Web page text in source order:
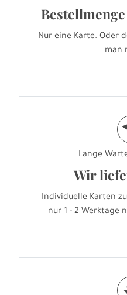
Nur eine Karte. Oder
man
Lange
Wir
Individuelle Karten
nur 1 - 2 Werktage